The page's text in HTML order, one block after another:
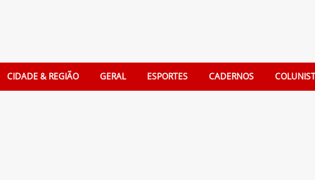
CIDADE & REGIÃO GERAL ESPORTES CADERNOS